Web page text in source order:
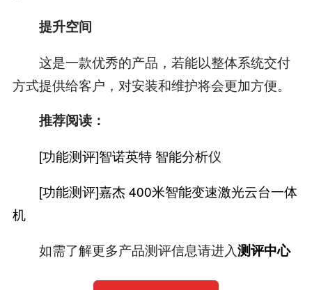
提升空间
这是一款优秀的产品，若能以整体系统交付
方式提供给客户，对安装和维护将会更加方便。
推荐阅读：
[功能测评]智诺英特 智能分析仪
[功能测评]嘉杰 400米智能变速激光云台一体
机
如需了解更多产品测评信息请进入测评中心